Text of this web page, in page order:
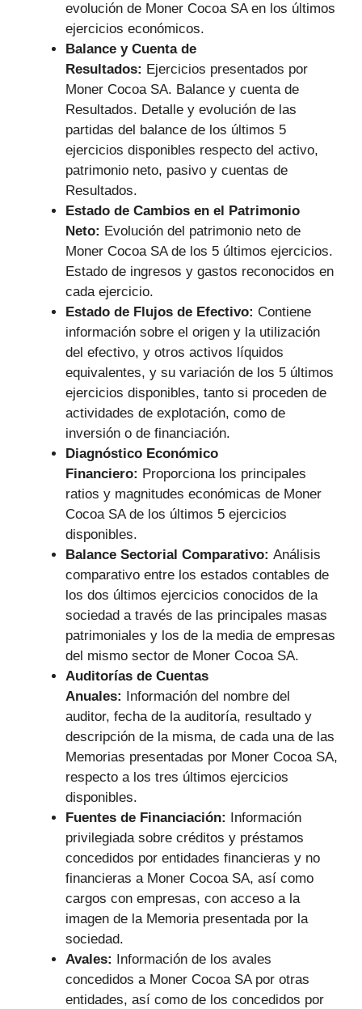
evolución de Moner Cocoa SA en los últimos
ejercicios económicos.
Balance y Cuenta de
Resultados: Ejercicios presentados por
Moner Cocoa SA. Balance y cuenta de
Resultados. Detalle y evolución de las
partidas del balance de los últimos 5
ejercicios disponibles respecto del activo,
patrimonio neto, pasivo y cuentas de
Resultados.
Estado de Cambios en el Patrimonio
Neto: Evolución del patrimonio neto de
Moner Cocoa SA de los 5 últimos ejercicios.
Estado de ingresos y gastos reconocidos en
cada ejercicio.
Estado de Flujos de Efectivo: Contiene
información sobre el origen y la utilización
del efectivo, y otros activos líquidos
equivalentes, y su variación de los 5 últimos
ejercicios disponibles, tanto si proceden de
actividades de explotación, como de
inversión o de financiación.
Diagnóstico Económico
Financiero: Proporciona los principales
ratios y magnitudes económicas de Moner
Cocoa SA de los últimos 5 ejercicios
disponibles.
Balance Sectorial Comparativo: Análisis
comparativo entre los estados contables de
los dos últimos ejercicios conocidos de la
sociedad a través de las principales masas
patrimoniales y los de la media de empresas
del mismo sector de Moner Cocoa SA.
Auditorías de Cuentas
Anuales: Información del nombre del
auditor, fecha de la auditoría, resultado y
descripción de la misma, de cada una de las
Memorias presentadas por Moner Cocoa SA,
respecto a los tres últimos ejercicios
disponibles.
Fuentes de Financiación: Información
privilegiada sobre créditos y préstamos
concedidos por entidades financieras y no
financieras a Moner Cocoa SA, así como
cargos con empresas, con acceso a la
imagen de la Memoria presentada por la
sociedad.
Avales: Información de los avales
concedidos a Moner Cocoa SA por otras
entidades, así como de los concedidos por